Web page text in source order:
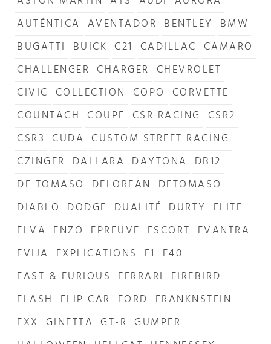
AUTÉNTICA AVENTADOR BENTLEY BMW
BUGATTI BUICK C21 CADILLAC CAMARO
CHALLENGER CHARGER CHEVROLET
CIVIC COLLECTION COPO CORVETTE
COUNTACH COUPE CSR RACING CSR2
CSR3 CUDA CUSTOM STREET RACING
CZINGER DALLARA DAYTONA DB12
DE TOMASO DELOREAN DETOMASO
DIABLO DODGE DUALITÉ DURTY ELITE
ELVA ENZO EPREUVE ESCORT EVANTRA
EVIJA EXPLICATIONS F1 F40
FAST & FURIOUS FERRARI FIREBIRD
FLASH FLIP CAR FORD FRANKNSTEIN
FXX GINETTA GT-R GUMPER